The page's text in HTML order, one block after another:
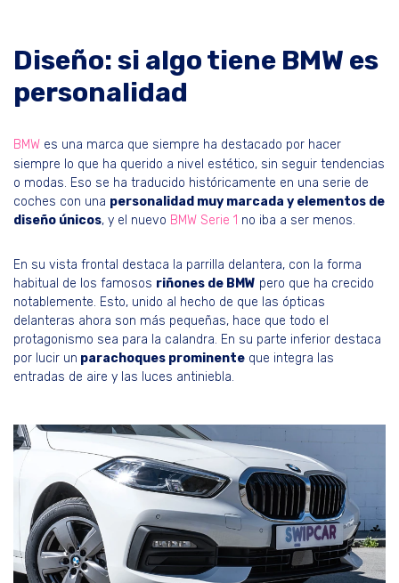
Diseño: si algo tiene BMW es
personalidad
BMW es una marca que siempre ha destacado por hacer
siempre lo que ha querido a nivel estético, sin seguir tendencias
o modas. Eso se ha traducido históricamente en una serie de
coches con una personalidad muy marcada y elementos de
diseño únicos, y el nuevo BMW Serie 1 no iba a ser menos.
En su vista frontal destaca la parrilla delantera, con la forma
habitual de los famosos riñones de BMW pero que ha crecido
notablemente. Esto, unido al hecho de que las ópticas
delanteras ahora son más pequeñas, hace que todo el
protagonismo sea para la calandra. En su parte inferior destaca
por lucir un parachoques prominente que integra las
entradas de aire y las luces antiniebla.